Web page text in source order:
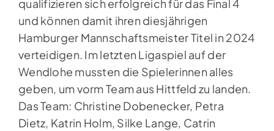
qualifizieren sich erfolgreich für das Final 4
und können damit ihren diesjährigen
Hamburger Mannschaftsmeister Titel in 2024
verteidigen. Im letzten Ligaspiel auf der
Wendlohe mussten die Spielerinnen alles
geben, um vorm Team aus Hittfeld zu landen.
Das Team: Christine Dobenecker, Petra
Dietz, Katrin Holm, Silke Lange, Catrin